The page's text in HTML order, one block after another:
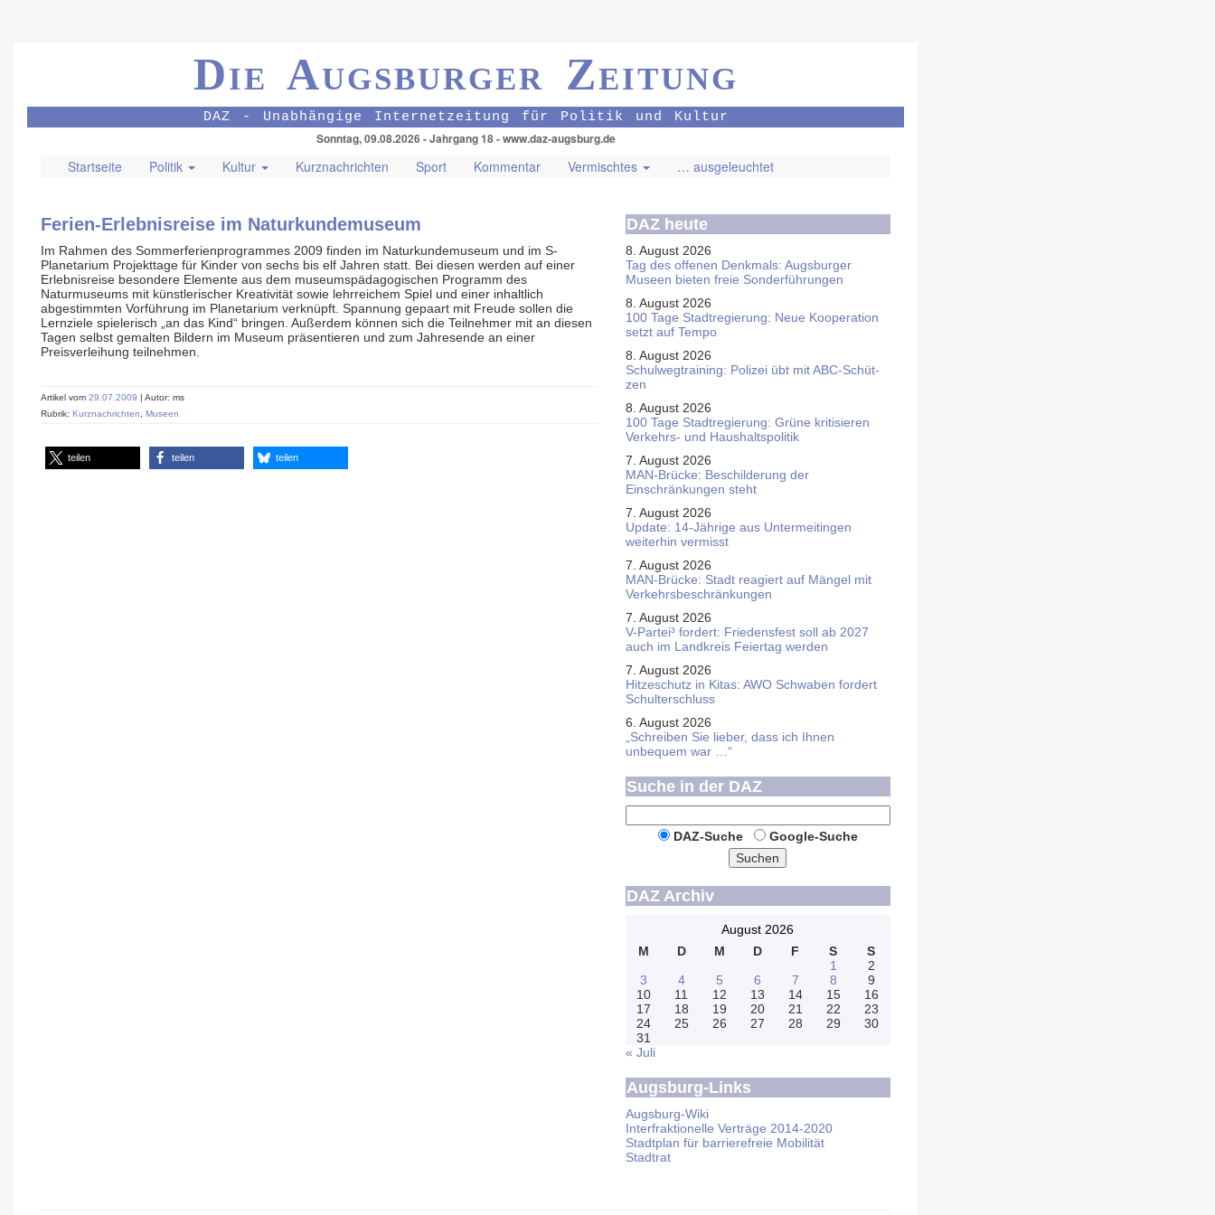
Die Augsburger Zeitung
DAZ - Unabhängige Internetzeitung für Politik und Kultur
Sonntag, 09.08.2026 - Jahrgang 18 - www.daz-augsburg.de
Startseite Politik Kultur Kurznachrichten Sport Kommentar Vermischtes … ausgeleuchtet
Ferien-Erlebnisreise im Naturkundemuseum
Im Rahmen des Sommerferienprogrammes 2009 finden im Naturkundemuseum und im S-
Planetarium Projekttage für Kinder von sechs bis elf Jahren statt. Bei diesen werden auf einer
Erlebnisreise besondere Elemente aus dem museumspädagogischen Programm des
Naturmuseums mit künstlerischer Kreativität sowie lehrreichem Spiel und einer inhaltlich
abgestimmten Vorführung im Planetarium verknüpft. Spannung gepaart mit Freude sollen die
Lernziele spielerisch „an das Kind“ bringen. Außerdem können sich die Teilnehmer mit an diesen
Tagen selbst gemalten Bildern im Museum präsentieren und zum Jahresende an einer
Preisverleihung teilnehmen.
Artikel vom 29.07.2009 | Autor: ms
Rubrik: Kurznachrichten Museen
teilen teilen teilen
DAZ heute
8. August 2026
Tag des offenen Denkmals: Augsburger
Museen bieten freie Sonderführungen
8. August 2026
100 Tage Stadtregierung: Neue Kooperation
setzt auf Tempo
8. August 2026
Schul­weg­trai­ning: Poli­zei übt mit ABC-Schüt­
zen
8. August 2026
100 Tage Stadtregierung: Grüne kritisieren
Verkehrs- und Haushaltspolitik
7. August 2026
MAN-Brücke: Beschilderung der
Einschränkungen steht
7. August 2026
Update: 14-Jährige aus Untermeitingen
weiterhin vermisst
7. August 2026
MAN-Brücke: Stadt reagiert auf Mängel mit
Verkehrsbeschränkungen
7. August 2026
V-Partei­³ fordert: Friedens­fest soll ab 2027
auch im Land­kreis Feier­tag werden
7. August 2026
Hitzeschutz in Kitas: AWO Schwaben fordert
Schulterschluss
6. August 2026
„Schreiben Sie lieber, dass ich Ihnen
unbequem war …“
Suche in der DAZ
DAZ-Suche
Google-Suche
Suchen
DAZ Archiv
August 2026
M
D M D F S
S
1
2
3
4 5 6 7 8
9
10
11 12 13 14 15
16
17
18 19 20 21 22
23
24
25 26 27 28 29
30
31
« Juli
Augsburg-Links
Augsburg-Wiki
Interfraktionelle Verträge 2014-2020
Stadtplan für barrierefreie Mobilität
Stadtrat